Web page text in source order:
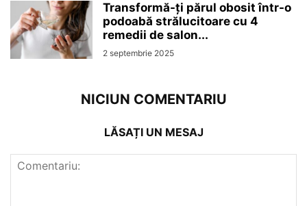
Transformă-ți părul obosit într-o
podoabă strălucitoare cu 4
remedii de salon...
2 septembrie 2025
NICIUN COMENTARIU
LĂSAȚI UN MESAJ